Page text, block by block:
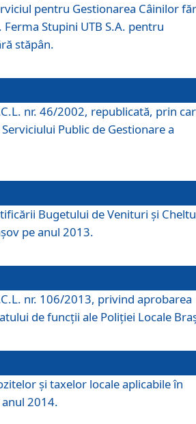
pentru Gestionarea Câinilor
Ferma Stupini UTB S.A. pentru
stăpân.
nr. 46/2002, republicată, prin
Public de Gestionare a
Bugetului de Venituri şi
pe anul 2013.
nr. 106/2013, privind aprobarea
de funcţii ale Poliţiei Locale
şi taxelor locale aplicabile în
2014.